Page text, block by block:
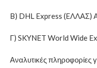
B) DHL Express (EΛΛΑΣ)
Γ) SKYNET World Wide
Αναλυτικές